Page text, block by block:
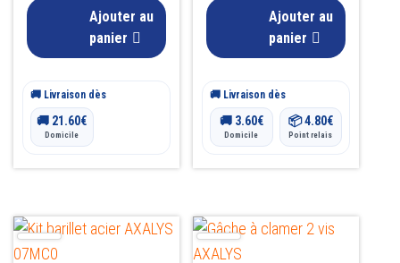
Ajouter au
panier
🚚 Livraison dès
🚚 21.60€
Domicile
Ajouter au
panier
🚚 Livraison dès
🚚 3.60€
Domicile
📦4.80€
Point relais